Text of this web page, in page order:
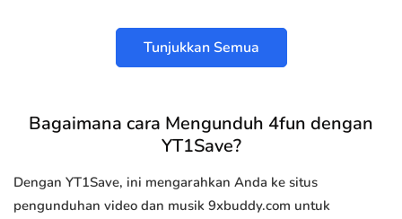
Tunjukkan Semua
Bagaimana cara Mengunduh 4fun dengan
YT1Save?
Dengan YT1Save, ini mengarahkan Anda ke situs
pengunduhan video dan musik 9xbuddy.com untuk